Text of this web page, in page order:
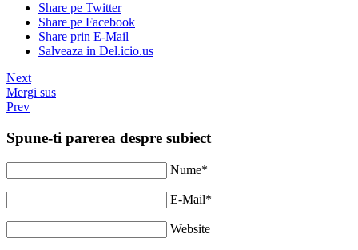
Share pe Twitter
Share pe Facebook
Share prin E-Mail
Salveaza in Del.icio.us
Next
Mergi sus
Prev
Spune-ti parerea despre subiect
Nume*
E-Mail*
Website